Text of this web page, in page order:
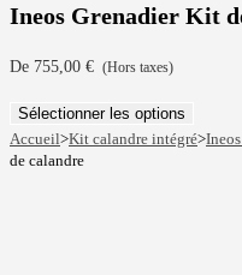
Ineos Grenadier Kit
De 755,00 € (Hors taxes)
Sélectionner les options
Accueil>Kit calandre intégré>
de calandre